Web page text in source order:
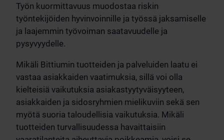
Työn kuormittavuus muodostaa riskin
työntekijöiden hyvinvoinnille ja työssä jaksamiselle
ja laajemmin työvoiman saatavuudelle ja
pysyvyydelle.
Mikäli Bittiumin tuotteiden ja palveluiden laatu ei
vastaa asiakkaiden vaatimuksia, sillä voi olla
kielteisiä vaikutuksia asiakastyytyväisyyteen,
asiakkaiden ja sidosryhmien mielikuviin sekä sen
myötä suoria taloudellisia vaikutuksia. Mikäli
tuotteiden turvallisuudessa havaittaisiin